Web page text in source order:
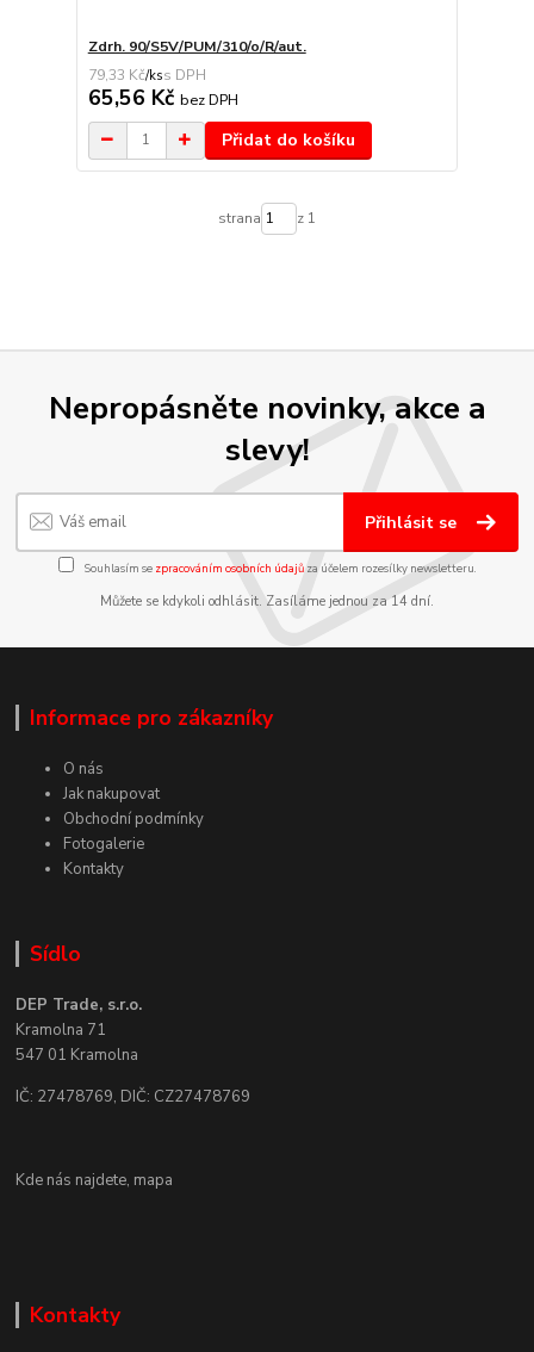
Zdrh. 90/S5V/PUM/310/o/R/aut.
79,33 Kč/ks
65,56 Kč bez DPH
Přidat do košíku
strana z 1
Nepropásněte novinky, akce a
slevy!
Přihlásit se
Souhlasím se zpracováním osobních údajůza účelem rozesílky newsletteru.
Můžete se kdykoli odhlásit. Zasíláme jednou za 14 dní.
Informace pro zákazníky
O nás
Jak nakupovat
Obchodní podmínky
Fotogalerie
Kontakty
Sídlo
DEP Trade, s.r.o.
Kramolna 71
547 01 Kramolna
IČ: 27478769, DIČ: CZ27478769
Kde nás najdete, mapa
Kontakty